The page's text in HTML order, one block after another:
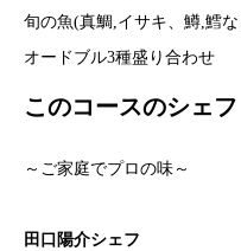
旬の魚(真鯛,イサキ、鱒,鱈
オードブル3種盛り合わせ
このコースのシェフ
～ご家庭でプロの味～
田口陽介シェフ